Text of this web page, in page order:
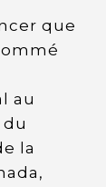
que
au
la